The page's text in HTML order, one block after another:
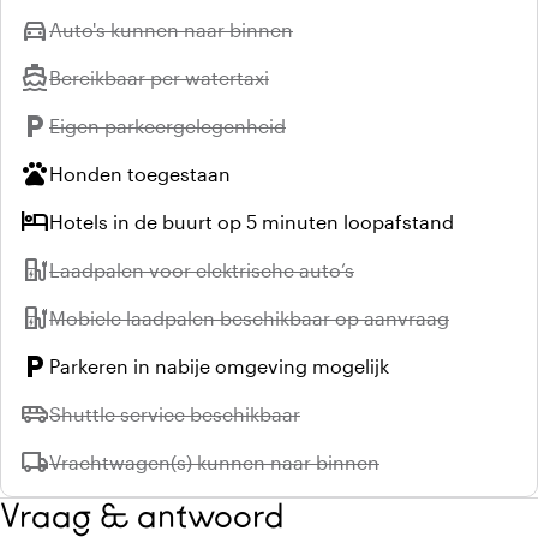
directions_carNiet beschikbaar:
Auto's kunnen naar binnen
directions_boatNiet beschikbaar:
Bereikbaar per watertaxi
local_parking Niet beschikbaar:
Eigen parkeergelegenheid
petsHonden toegestaan
hotelHotels in de buurt op 5 minuten loopafstand
ev_stationNiet beschikbaar:
Laadpalen voor elektrische auto’s
ev_stationNiet beschikbaar:
Mobiele laadpalen beschikbaar op aanvraag
local_parking Parkeren in nabije omgeving mogelijk
airport_shuttleNiet beschikbaar:
Shuttle service beschikbaar
local_shippingNiet beschikbaar:
Vrachtwagen(s) kunnen naar binnen
Vraag & antwoord